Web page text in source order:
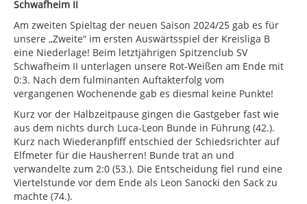
Schwafheim II
Am zweiten Spieltag der neuen Saison 2024/25 gab es für
unsere ,,Zweite“ im ersten Auswärtsspiel der Kreisliga B
eine Niederlage! Beim letztjährigen Spitzenclub SV
Schwafheim II unterlagen unsere Rot-Weißen am Ende mit
0:3. Nach dem fulminanten Auftakterfolg vom
vergangenen Wochenende gab es diesmal keine Punkte!
Kurz vor der Halbzeitpause gingen die Gastgeber fast wie
aus dem nichts durch Luca-Leon Bunde in Führung (42.).
Kurz nach Wiederanpfiff entschied der Schiedsrichter auf
Elfmeter für die Hausherren! Bunde trat an und
verwandelte zum 2:0 (53.). Die Entscheidung fiel rund eine
Viertelstunde vor dem Ende als Leon Sanocki den Sack zu
machte (74.).